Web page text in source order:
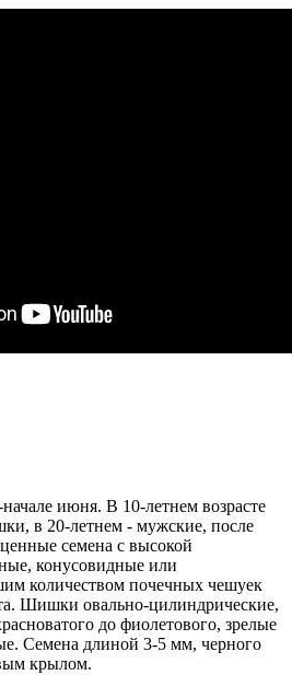
июня. В 10-летнем возрасте
в 20-летнем - мужские, после
семена с высокой
конусовидные или
количеством почечных чешуек
Шишки овально-цилиндрические,
до фиолетового, зрелые
Семена длиной 3-5 мм, черного
крылом.